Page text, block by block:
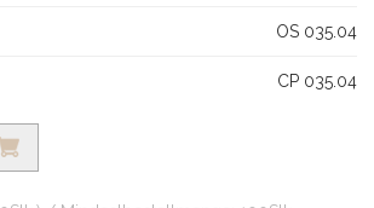
OS 035.04
CP 035.04